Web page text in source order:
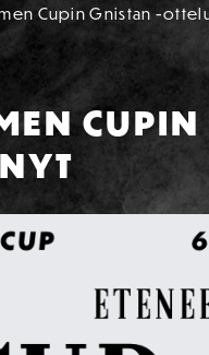
Cupin Gnistan -